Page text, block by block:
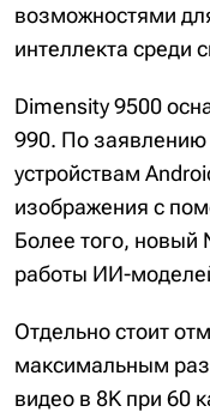
возможностями
интеллекта среди
Dimensity 9500
990. По заявлению
устройствам
изображения с
Более того, новый
работы ИИ-
Отдельно стоит
максимальным
видео в 8K при 60